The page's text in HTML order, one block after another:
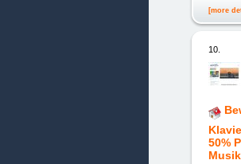
[more
10.
50%